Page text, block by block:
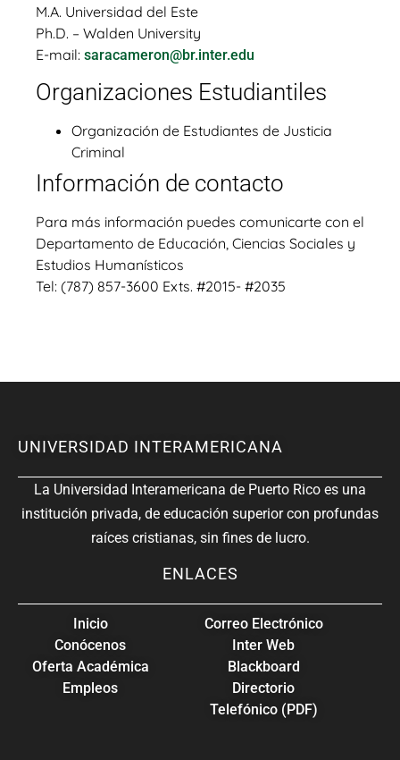
M.A. Universidad del Este
Ph.D. – Walden University
E-mail: saracameron@br.inter.edu
Organizaciones Estudiantiles
Organización de Estudiantes de Justicia
Criminal
Información de contacto
Para más información puedes comunicarte con el
Departamento de Educación, Ciencias Sociales y
Estudios Humanísticos
Tel: (787) 857-3600 Exts. #2015- #2035
UNIVERSIDAD INTERAMERICANA
La Universidad Interamericana de Puerto Rico es una
institución privada, de educación superior con profundas
raíces cristianas, sin fines de lucro.
ENLACES
Inicio
Conócenos
Oferta Académica
Empleos
Correo Electrónico
Inter Web
Blackboard
Directorio
Telefónico (PDF)